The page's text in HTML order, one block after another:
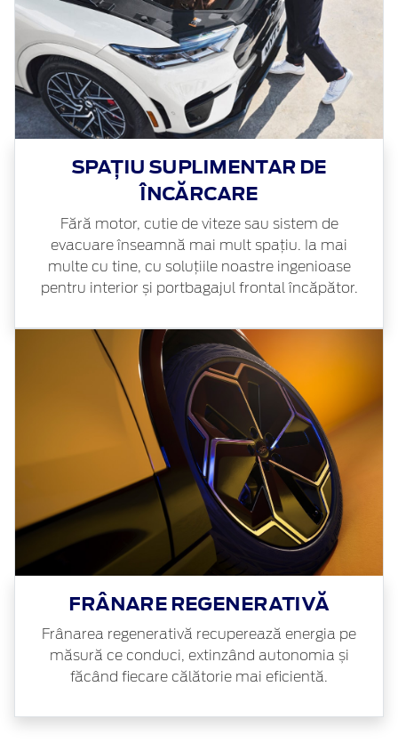
SPAȚIU SUPLIMENTAR DE
ÎNCĂRCARE
Fără motor, cutie de viteze sau sistem de
evacuare înseamnă mai mult spațiu. Ia mai
multe cu tine, cu soluțiile noastre ingenioase
pentru interior și portbagajul frontal încăpător.
FRÂNARE REGENERATIVĂ
Frânarea regenerativă recuperează energia pe
măsură ce conduci, extinzând autonomia și
făcând fiecare călătorie mai eficientă.